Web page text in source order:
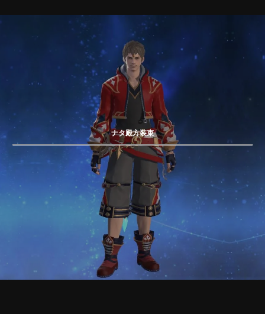
ナタ殿方装束